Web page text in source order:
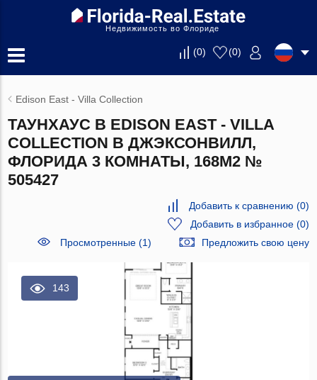
Недвижимость во Флориде
(0) (0)
Edison East - Villa Collection
ТАУНХАУС В EDISON EAST - VILLA
COLLECTION В ДЖЭКСОНВИЛЛ,
ФЛОРИДА 3 КОМНАТЫ, 168М2 №
505427
Добавить к сравнению (0)
Добавить в избранное(0)
Просмотренные (1)
Предложить свою цену
143